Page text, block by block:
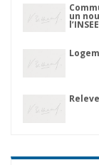
un